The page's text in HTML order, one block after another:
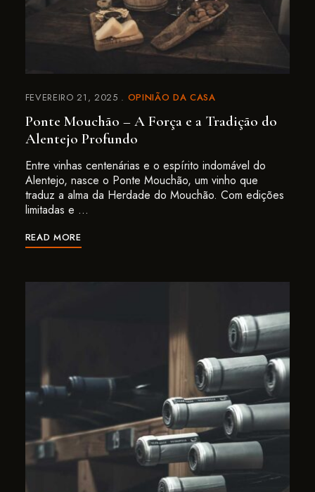
FEVEREIRO 21, 2025 OPINIÃO DA CASA
Ponte Mouchão – A Força e a Tradição do
Alentejo Profundo
Entre vinhas centenárias e o espírito indomável do
Alentejo, nasce o Ponte Mouchão, um vinho que
traduz a alma da Herdade do Mouchão. Com edições
limitadas e …
READ MORE